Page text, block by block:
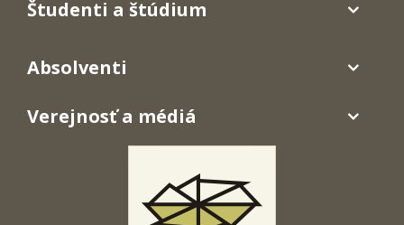
Študenti a štúdium
Absolventi
Verejnosť a médiá